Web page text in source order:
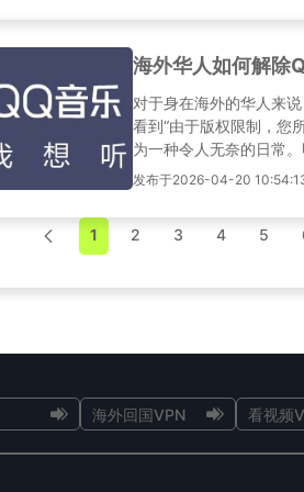
海外华人如何解除
对于身在海外的华人来
看到“由于版权限制，您
为一种令人无奈的日常
整的曲库服务，这种体
外版权限制的形成机制
工具等专业方案，帮助
发布于2026-04-20
1 2 3 4 5
海外回国VPN 看视频